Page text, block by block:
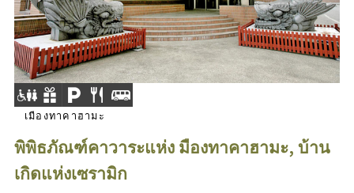
เมืองทาคาฮามะ
พิพิธภัณฑ์คาวาระแห่ง มืองทาคาฮามะ, บ้าน
เกิดแห่งเซรามิก